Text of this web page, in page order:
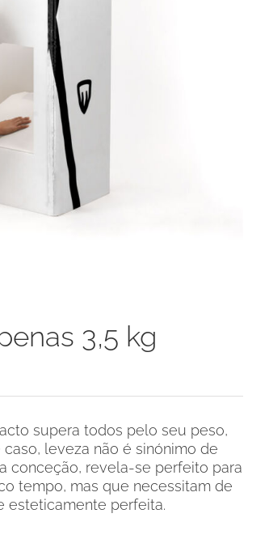
3,5 kg
supera todos pelo seu peso,
leveza não é sinónimo de
conceção, revela-se perfeito para
tempo, mas que necessitam de
esteticamente perfeita.